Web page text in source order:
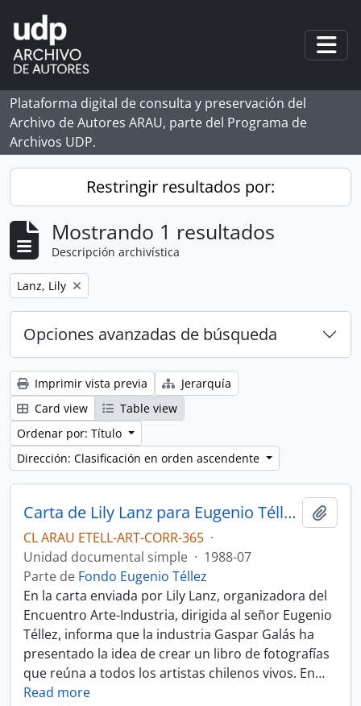
Skip to main content
Plataforma digital de consulta y preservación del
Archivo de Autores ARAU, parte del Programa de
Archivos UDP.
Restringir resultados por:
Mostrando 1 resultados
Descripción archivística
Remove filter:
Lanz, Lily
Opciones avanzadas de búsqueda
Imprimir vista previa
Jerarquía
Card view
Table view
Ordenar por: Título
Dirección: Clasificación en orden ascendente
Carta de Lily Lanz para Eugenio Téllez.
CL ARAU ETELL-ART-CORR-365 ·
Unidad documental simple · 1988-07
Parte de Fondo Eugenio Téllez
En la carta enviada por Lily Lanz, organizadora del
Encuentro Arte-Industria, dirigida al señor Eugenio
Téllez, informa que la industria Gaspar Galás ha
presentado la idea de crear un libro de fotografías
que reúna a todos los artistas chilenos vivos. En…
Read more